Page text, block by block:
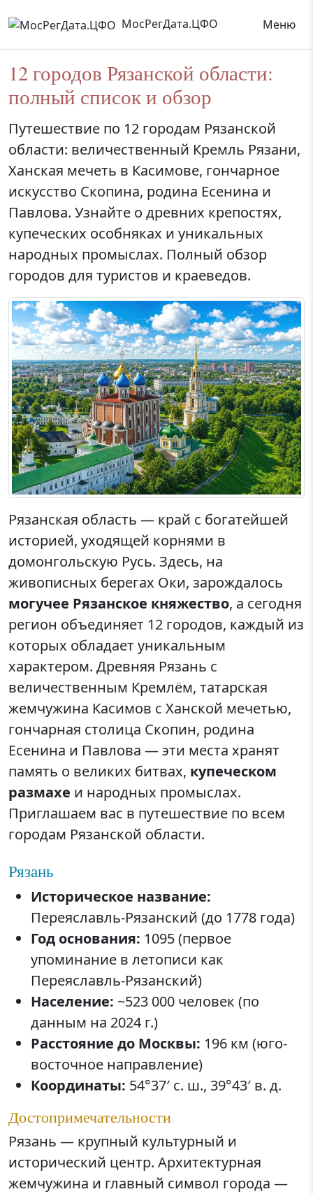
МосРегДата.ЦФО Меню
12 городов Рязанской области:
полный список и обзор
Путешествие по 12 городам Рязанской
области: величественный Кремль Рязани,
Ханская мечеть в Касимове, гончарное
искусство Скопина, родина Есенина и
Павлова. Узнайте о древних крепостях,
купеческих особняках и уникальных
народных промыслах. Полный обзор
городов для туристов и краеведов.
Рязанская область — край с богатейшей
историей, уходящей корнями в
домонгольскую Русь. Здесь, на
живописных берегах Оки, зарождалось
могучее Рязанское княжество, а сегодня
регион объединяет 12 городов, каждый из
которых обладает уникальным
характером. Древняя Рязань с
величественным Кремлём, татарская
жемчужина Касимов с Ханской мечетью,
гончарная столица Скопин, родина
Есенина и Павлова — эти места хранят
память о великих битвах, купеческом
размахе и народных промыслах.
Приглашаем вас в путешествие по всем
городам Рязанской области.
Рязань
Историческое название:
Переяславль-Рязанский (до 1778 года)
Год основания: 1095 (первое
упоминание в летописи как
Переяславль-Рязанский)
Население: ~523 000 человек (по
данным на 2024 г.)
Расстояние до Москвы: 196 км (юго-
восточное направление)
Координаты: 54°37′ с. ш., 39°43′ в. д.
Достопримечательности
Рязань — крупный культурный и
исторический центр. Архитектурная
жемчужина и главный символ города —